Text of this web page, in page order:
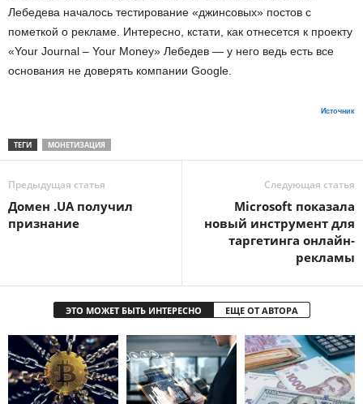
Лебедева началось тестирование «джинсовых» постов с
пометкой о рекламе. Интересно, кстати, как отнесется к проекту
«Your Journal – Your Money» Лебедев — у него ведь есть все
основания не доверять компании Google.
Источник
ТЕГИ МОНЕТИЗАЦИЯ
Предыдущая статья
Домен .UA получил
признание
Следующая статья
Microsoft показала
новый инструмент для
таргетинга онлайн-
рекламы
ЭТО МОЖЕТ БЫТЬ ИНТЕРЕСНО ЕЩЕ ОТ АВТОРА